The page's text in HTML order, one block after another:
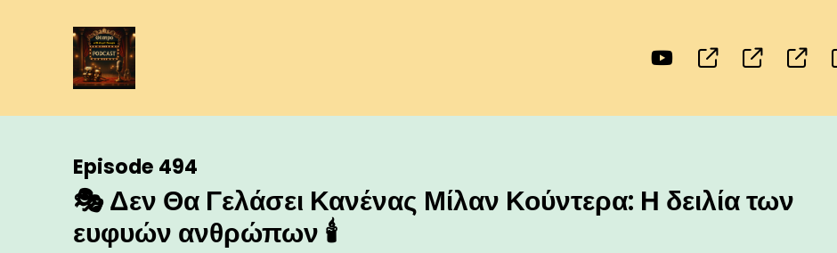
Episode 494
🎭 Δεν Θα Γελάσει Κανένας Μίλαν Κούντερα: Η δειλία των
ευφυών ανθρώπων 🕯️